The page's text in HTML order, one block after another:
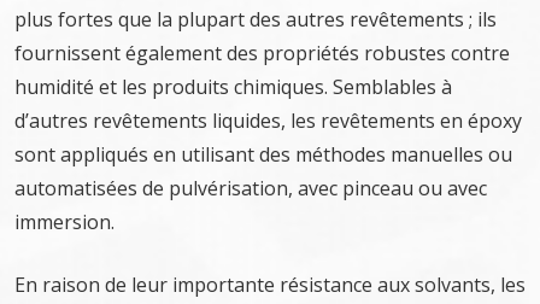
plus fortes que la plupart des autres revêtements ; ils
fournissent également des propriétés robustes contre
humidité et les produits chimiques. Semblables à
d’autres revêtements liquides, les revêtements en époxy
sont appliqués en utilisant des méthodes manuelles ou
automatisées de pulvérisation, avec pinceau ou avec
immersion.
En raison de leur importante résistance aux solvants, les